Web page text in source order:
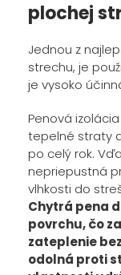
plochej
Jednou z
strechu, je
je vysoko
Penová
tepelné straty
po celý rok.
nepriepustná
vlhkosti do
Chytrá pena
povrchu, čo
zateplenie
odolná proti